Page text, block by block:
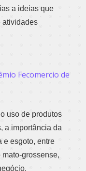
a ideias que
atividades
Fecomercio de
uso de produtos
a importância da
e esgoto, entre
grossense,